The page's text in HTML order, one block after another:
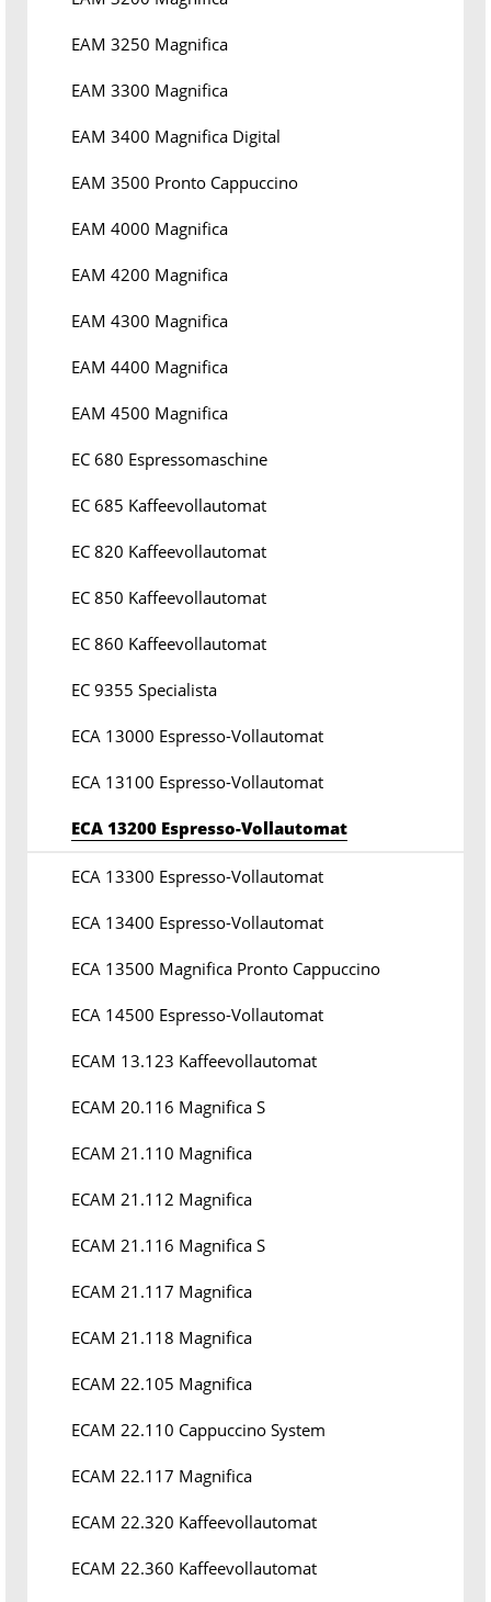
EAM 3250 Magnifica
EAM 3300 Magnifica
EAM 3400 Magnifica Digital
EAM 3500 Pronto Cappuccino
EAM 4000 Magnifica
EAM 4200 Magnifica
EAM 4300 Magnifica
EAM 4400 Magnifica
EAM 4500 Magnifica
EC 680 Espressomaschine
EC 685 Kaffeevollautomat
EC 820 Kaffeevollautomat
EC 850 Kaffeevollautomat
EC 860 Kaffeevollautomat
EC 9355 Specialista
ECA 13000 Espresso-Vollautomat
ECA 13100 Espresso-Vollautomat
ECA 13200 Espresso-Vollautomat
ECA 13300 Espresso-Vollautomat
ECA 13400 Espresso-Vollautomat
ECA 13500 Magnifica Pronto Cappuccino
ECA 14500 Espresso-Vollautomat
ECAM 13.123 Kaffeevollautomat
ECAM 20.116 Magnifica S
ECAM 21.110 Magnifica
ECAM 21.112 Magnifica
ECAM 21.116 Magnifica S
ECAM 21.117 Magnifica
ECAM 21.118 Magnifica
ECAM 22.105 Magnifica
ECAM 22.110 Cappuccino System
ECAM 22.117 Magnifica
ECAM 22.320 Kaffeevollautomat
ECAM 22.360 Kaffeevollautomat